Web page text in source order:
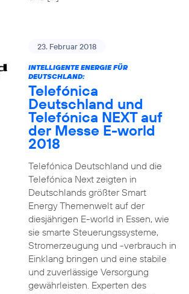
23. Februar 2018
INTELLIGENTE ENERGIE FÜR
DEUTSCHLAND:
Telefónica
Deutschland und
Telefónica NEXT auf
der Messe E-world
2018
Telefónica Deutschland und die
Telefónica Next zeigten in
Deutschlands größter Smart
Energy Themenwelt auf der
diesjährigen E-world in Essen, wie
sie smarte Steuerungssysteme,
Stromerzeugung und -verbrauch in
Einklang bringen und eine stabile
und zuverlässige Versorgung
gewährleisten. Experten des